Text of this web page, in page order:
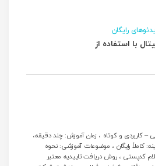
رایگان
با استفاده از
کاربردی و کوتاه ، زمان آموزش: چند دقیقه،
کاملاً رایگان ، موضوعات آموزشی: نحوه
کدپستی ، روش دریافت تاییدیه معتبر